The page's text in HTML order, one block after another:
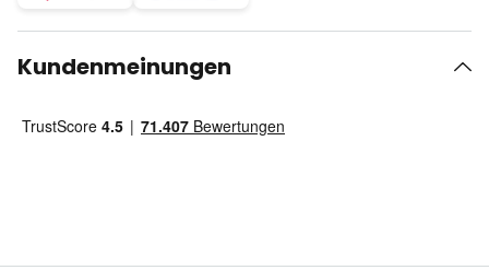
Kundenmeinungen